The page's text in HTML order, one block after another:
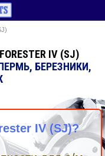
IV (SJ)
БЕРЕЗНИКИ,
IV (SJ)?